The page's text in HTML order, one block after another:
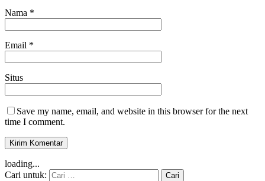
Nama *
Email *
Situs
Save my name, email, and website in this browser for the next
time I comment.
loading...
Cari untuk: